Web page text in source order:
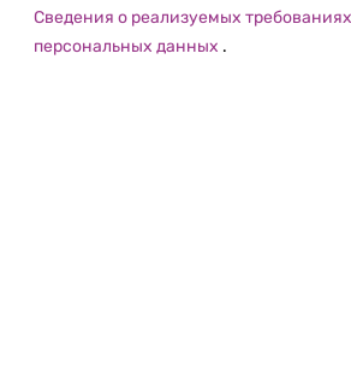
Сведения о реализуемых
персональных данных .